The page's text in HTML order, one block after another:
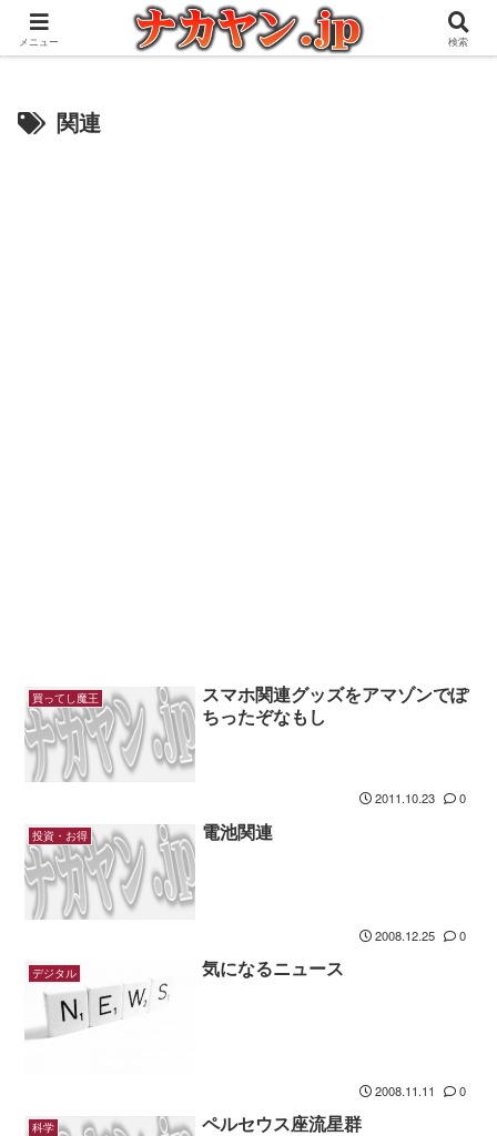
アウトドアとガジェット好きな管理人の愉快な日々を綴るブログ
関連
買ってし魔王
スマホ関連グッズをアマゾンでぽ
ちったぞなもし
2011.10.23 0
投資・お得 電池関連
2008.12.25 0
デジタル 気になるニュース
2008.11.11 0
科学 ペルセウス座流星群
メニュー 検索